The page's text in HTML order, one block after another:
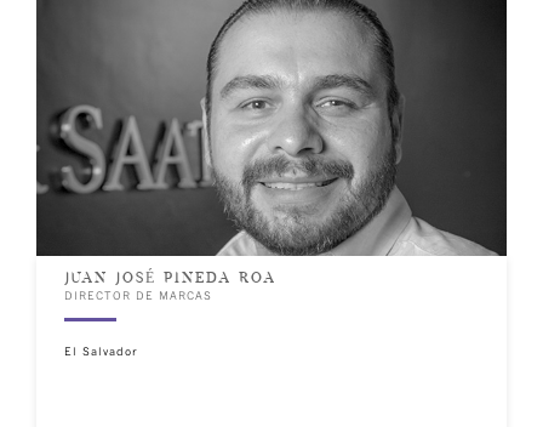
JUAN JOSÉ PINEDA ROA
DIRECTOR DE MARCAS
El Salvador